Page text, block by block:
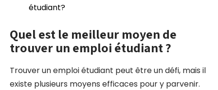
étudiant?
Quel est le meilleur moyen de
trouver un emploi étudiant ?
Trouver un emploi étudiant peut être un défi, mais il
existe plusieurs moyens efficaces pour y parvenir.